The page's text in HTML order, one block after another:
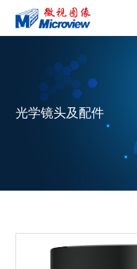
光学镜头及配件